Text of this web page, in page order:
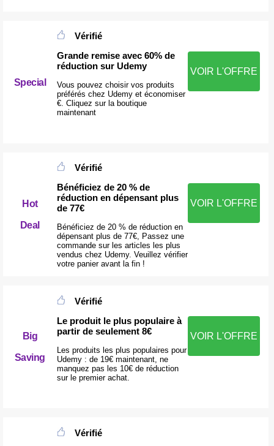
Special
Vérifié
Grande remise avec 60% de
réduction sur Udemy
Vous pouvez choisir vos produits
préférés chez Udemy et économiser
€. Cliquez sur la boutique
maintenant
VOIR L'OFFRE
Hot
Deal
Vérifié
Bénéficiez de 20 % de
réduction en dépensant plus
de 77€
Bénéficiez de 20 % de réduction en
dépensant plus de 77€, Passez une
commande sur les articles les plus
vendus chez Udemy. Veuillez vérifier
votre panier avant la fin !
VOIR L'OFFRE
Big
Saving
Vérifié
Le produit le plus populaire à
partir de seulement 8€
Les produits les plus populaires pour
Udemy : de 19€ maintenant, ne
manquez pas les 10€ de réduction
sur le premier achat.
VOIR L'OFFRE
Vérifié